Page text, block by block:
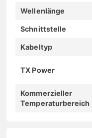
Wellenlänge
Schnittstelle
Kabeltyp
TX Power
Kommerzieller
Temperaturbereich